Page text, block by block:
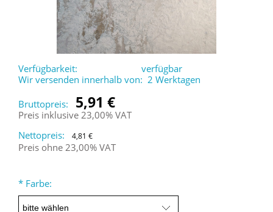
Verfügbarkeit:
verfügbar
Wir versenden innerhalb von: 2 Werktagen
Bruttopreis:
5,91 €
Preis inklusive 23,00% VAT
Nettopreis:
4,81 €
Preis ohne 23,00% VAT
* Farbe: